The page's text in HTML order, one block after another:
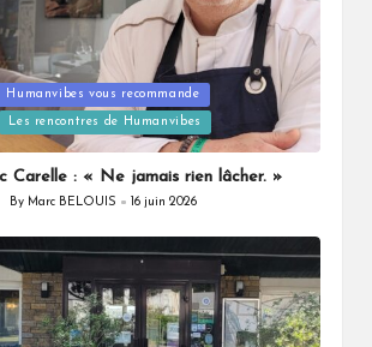
Humanvibes vous recommande
Les rencontres de Humanvibes
Carelle : « Ne jamais rien lâcher. »
Posted
By Marc BELOUIS 16 juin 2026